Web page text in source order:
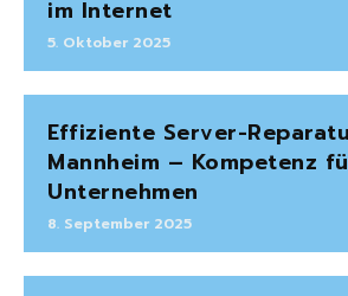
im Internet
5. Oktober 2025
Effiziente Server-
Mannheim – Kompetenz
Unternehmen
8. September 2025